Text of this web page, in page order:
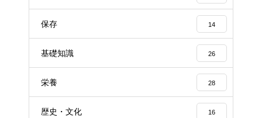
保存 14
基礎知識 26
栄養 28
歴史・文化 16